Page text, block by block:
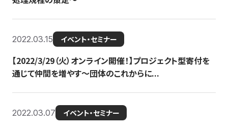
2022.03.15 イベント・セミナー
【2022/3/29（火）オンライン開催！】プロジェクト型寄付を
通じて仲間を増やす～団体のこれからに...
2022.03.07 イベント・セミナー